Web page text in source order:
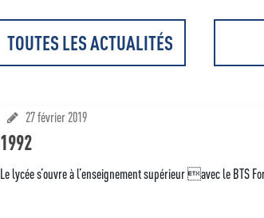
TOUTES LES ACTUALITÉS
27 février 2019
1992
Le lycée s’ouvre à l’enseignement supérieur avec le BTS